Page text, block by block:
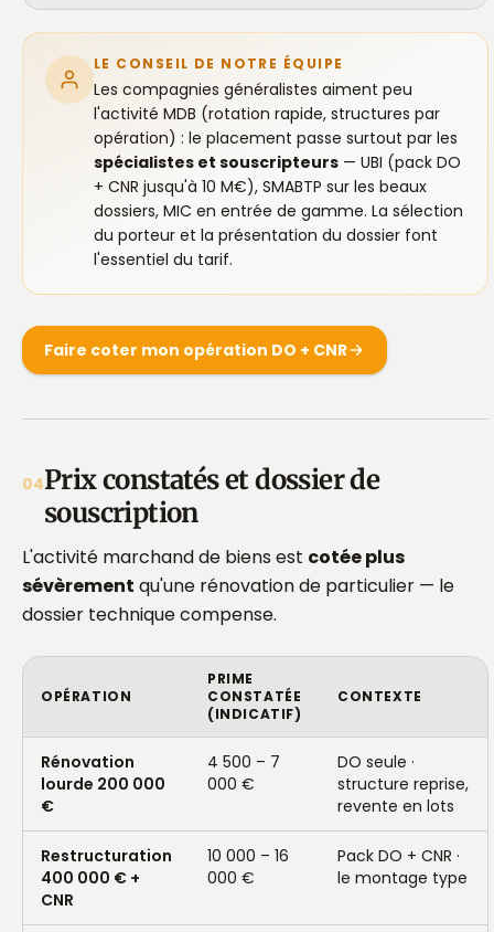
LE CONSEIL DE NOTRE ÉQUIPE
Les compagnies généralistes aiment peu
l'activité MDB (rotation rapide, structures par
opération) : le placement passe surtout par les
spécialistes et souscripteurs — UBI (pack DO
+ CNR jusqu'à 10 M€), SMABTP sur les beaux
dossiers, MIC en entrée de gamme. La sélection
du porteur et la présentation du dossier font
l'essentiel du tarif.
Faire coter mon opération DO + CNR
04Prix constatés et dossier de
souscription
L'activité marchand de biens est cotée plus
sévèrement qu'une rénovation de particulier — le
dossier technique compense.
OPÉRATION
PRIME
CONSTATÉE
(INDICATIF)
CONTEXTE
Rénovation
lourde 200 000
€
4 500 – 7
000 €
DO seule ·
structure reprise,
revente en lots
Restructuration
400 000 € +
CNR
10 000 – 16
000 €
Pack DO + CNR ·
le montage type